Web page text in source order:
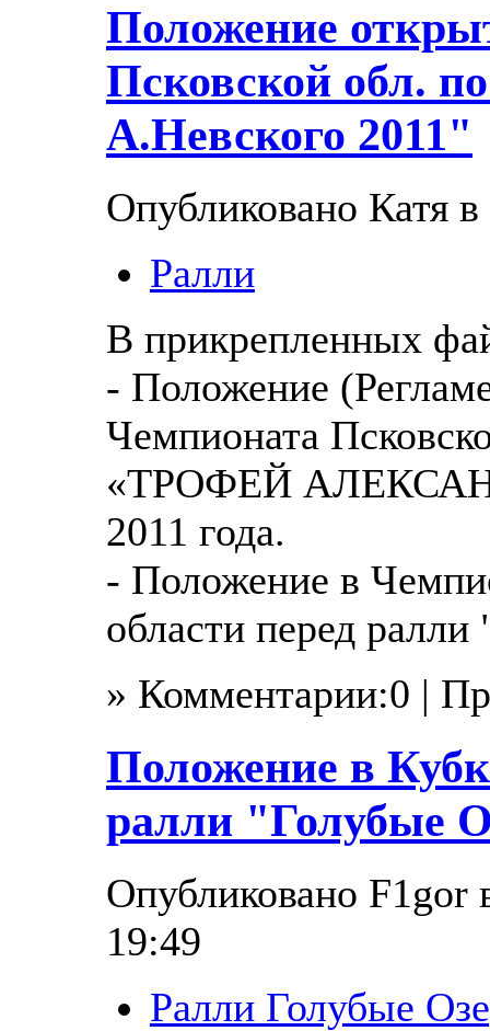
Положение
Псковской обл.
А.Невского 2011"
Опубликовано Катя
Ралли
В прикрепленных
- Положение
Чемпионата
«ТРОФЕЙ
2011 года.
- Положение в
области перед
» Комментарии:0 |
Положение в
ралли "Голубые
Опубликовано F1gor
19:49
Ралли Голубые